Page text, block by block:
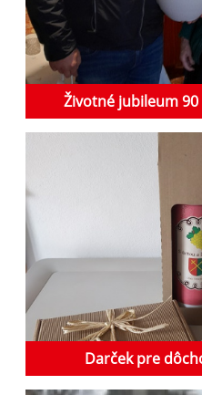
Životné jubileum
Darček pre